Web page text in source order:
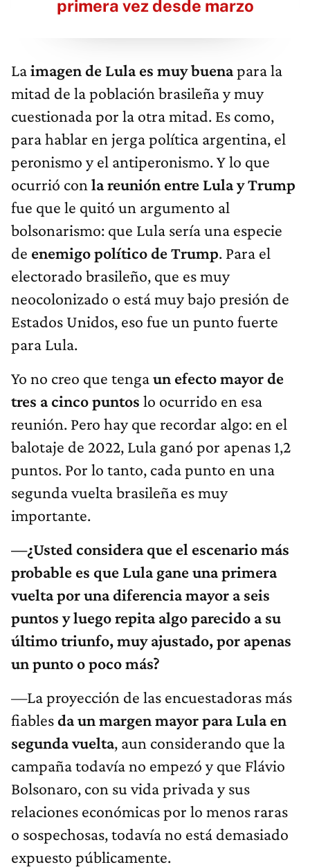
primera vez desde marzo
Laimagen de Lula es muy buenapara la
mitad de la población brasileña y muy
cuestionada por la otra mitad. Es como,
para hablar en jerga política argentina, el
peronismo y el antiperonismo. Y lo que
ocurrió con la reunión entre Lula y Trump
fue que le quitó un argumento al
bolsonarismo: que Lula sería una especie
de enemigo político de Trump. Para el
electorado brasileño, que es muy
neocolonizado o está muy bajo presión de
Estados Unidos, eso fue un punto fuerte
para Lula.
Yo no creo que tengaun efecto mayor de
tres a cinco puntos lo ocurrido en esa
reunión. Pero hay que recordar algo: en el
balotaje de 2022, Lula ganó por apenas 1,2
puntos. Por lo tanto, cada punto en una
segunda vuelta brasileña es muy
importante.
—¿Usted considera que el escenario más
probable es que Lula gane una primera
vuelta por una diferencia mayor a seis
puntos y luego repita algo parecido a su
último triunfo, muy ajustado, por apenas
un punto o poco más?
—La proyección de las encuestadoras más
fiablesda un margen mayor para Lula en
segunda vuelta, aun considerando que la
campaña todavía no empezó y que Flávio
Bolsonaro, con su vida privada y sus
relaciones económicas por lo menos raras
o sospechosas, todavía no está demasiado
expuesto públicamente.